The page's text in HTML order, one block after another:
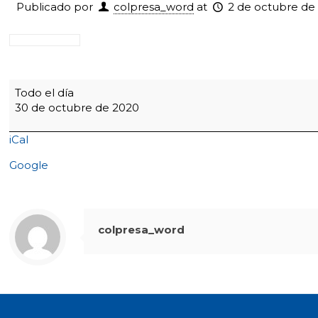
Publicado por colpresa_word at 2 de octubre de
Bimestrales
secundaria
del
IV
periodo
del
13
de
Nov.
a.m.
Todo el día
30 de octubre de 2020
iCal
Google
colpresa_word